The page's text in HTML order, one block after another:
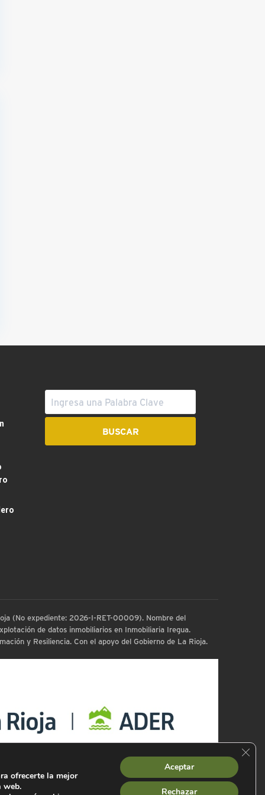
(No expediente: 2026-I-RET-00009). Nombre del
de datos inmobiliarios en Inmobiliaria Iregua.
y Resiliencia. Con el apoyo del Gobierno de La Rioja.
ofrecerte la mejor
web.
Aceptar
Rechazar